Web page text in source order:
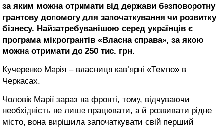
за яким можна отримати від держави безповоротну
грантову допомогу для започаткування чи розвитку
бізнесу. Найзатребуванішою серед українців є
програма мікрогрантів «Власна справа», за якою
можна отримати до 250 тис. грн.
Кучеренко Марія – власниця кав’ярні «Темпо» в
Черкасах.
Чоловік Марії зараз на фронті, тому, відчуваючи
необхідність не лише працювати, а й розвивати рідне
місто, вона вирішила започаткувати свій перший